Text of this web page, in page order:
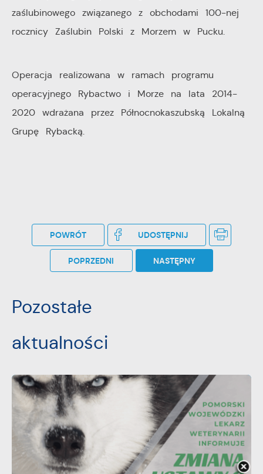
zaślubinowego związanego z obchodami 100-nej
rocznicy Zaślubin Polski z Morzem w Pucku.
Operacja realizowana w ramach programu
operacyjnego Rybactwo i Morze na lata 2014-
2020 wdrażana przez Północnokaszubską Lokalną
Grupę Rybacką.
POWRÓT UDOSTĘPNIJ
POPRZEDNI NASTĘPNY
Pozostałe
aktualności